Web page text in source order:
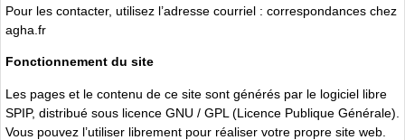
Pour les contacter, utilisez l’adresse courriel : correspondances chez
agha.fr
Fonctionnement du site
Les pages et le contenu de ce site sont générés par le logiciel libre
SPIP, distribué sous licence GNU / GPL (Licence Publique Générale).
Vous pouvez l’utiliser librement pour réaliser votre propre site web.